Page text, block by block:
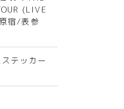
(LIVE
宿/表参
テッカー